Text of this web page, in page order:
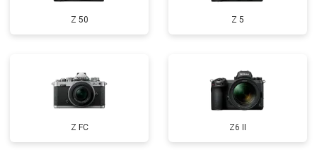
Z 50 Z 5
Z FC Z6 II